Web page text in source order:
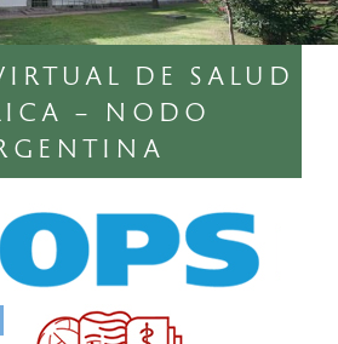
DE SALUD
– NODO